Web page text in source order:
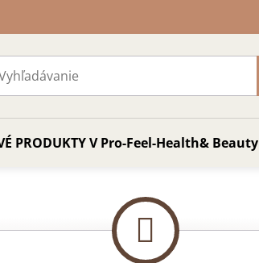
PRODUKTY V Pro-Feel-Health& Beauty